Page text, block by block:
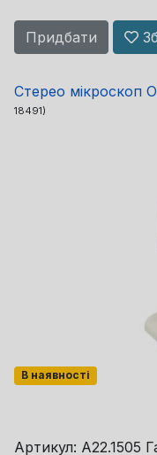
Придбати
Стерео мікроскоп
18491)
В наявності
Артикул: A22.1505